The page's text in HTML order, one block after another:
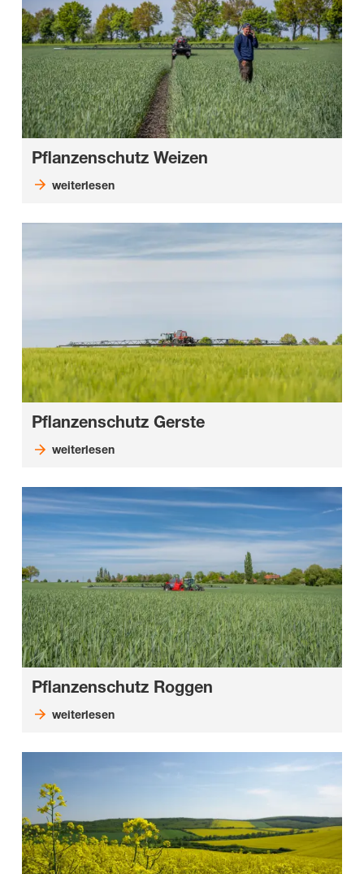
Pflanzenschutz Weizen
weiterlesen
Pflanzenschutz Gerste
weiterlesen
Pflanzenschutz Roggen
weiterlesen